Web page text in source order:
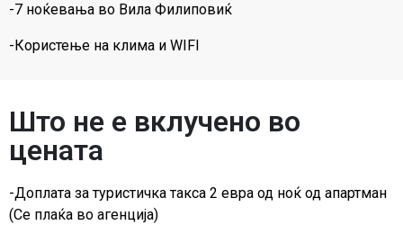
-7 ноќевања во Вила Филиповиќ
-Користење на клима и WIFI
Што не е вклучено во
цената
-Доплата за туристичка такса 2 евра од ноќ од апартман
(Се плаќа во агенција)